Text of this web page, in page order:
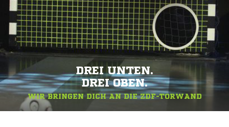
DREI UNTEN.
DREI OBEN.
WIR BRINGEN DICH AN DIE ZDF-TORWAND